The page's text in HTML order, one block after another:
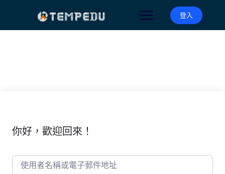
登入
你好，歡迎回來！